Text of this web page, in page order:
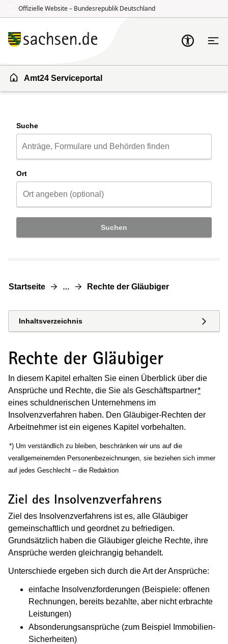
Offizielle Website – Bundesrepublik Deutschland
Amt24 Serviceportal
Suche
Ort
Suchen
Startseite … Rechte der Gläubiger
Inhaltsverzeichnis
Rechte der Gläubiger
In diesem Kapitel erhalten Sie einen Überblick über die
Ansprüche und Rechte, die Sie als Geschäftspartner*
eines schuldnerischen Unternehmens im
Insolvenzverfahren haben. Den Gläubiger-Rechten der
Arbeitnehmer ist ein eigenes Kapitel vorbehalten.
(Wird in einem neuen Fenster geöffnet)
*) Um verständlich zu bleiben, beschränken wir uns auf die
verallgemeinernden Personenbezeichnungen, sie beziehen sich immer
auf jedes Geschlecht – die Redaktion
Ziel des Insolvenzverfahrens
Ziel des Insolvenzverfahrens ist es, alle Gläubiger
gemeinschaftlich und geordnet zu befriedigen.
Grundsätzlich haben die Gläubiger gleiche Rechte, ihre
Ansprüche werden gleichrangig behandelt.
Unterschiede ergeben sich durch die Art der Ansprüche:
einfache Insolvenzforderungen (Beispiele: offenen
Rechnungen, bereits bezahlte, aber nicht erbrachte
Leistungen)
Absonderungsansprüche (zum Beispiel Immobilien-
Sicherheiten)